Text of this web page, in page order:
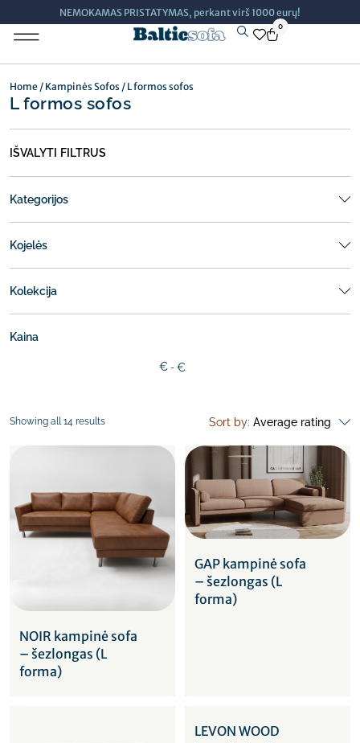
NEMOKAMAS PRISTATYMAS, perkant virš 1000 eurų!
0
Home / Kampinės Sofos / L formos sofos
L formos sofos
IŠVALYTI FILTRUS
Kategorijos
Kojelės
Kolekcija
Kaina
€ €
Sort by: Average rating
NOIR kampinė sofa
– šezlongas (L
forma)
GAP kampinė sofa
– šezlongas (L
forma)
LEVON WOOD
Showing all 14 results